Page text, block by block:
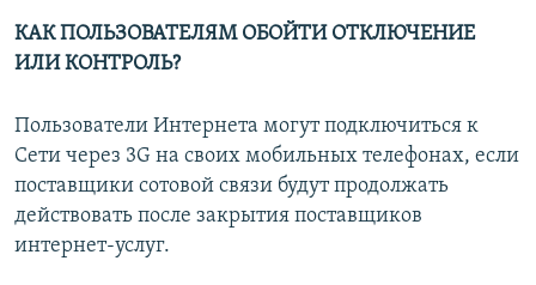
КАК ПОЛЬЗОВАТЕЛЯМ ОБОЙТИ ОТКЛЮЧЕНИЕ
ИЛИ КОНТРОЛЬ?
Пользователи Интернета могут подключиться к
Сети через 3G на своих мобильных телефонах, если
поставщики сотовой связи будут продолжать
действовать после закрытия поставщиков
интернет-услуг.